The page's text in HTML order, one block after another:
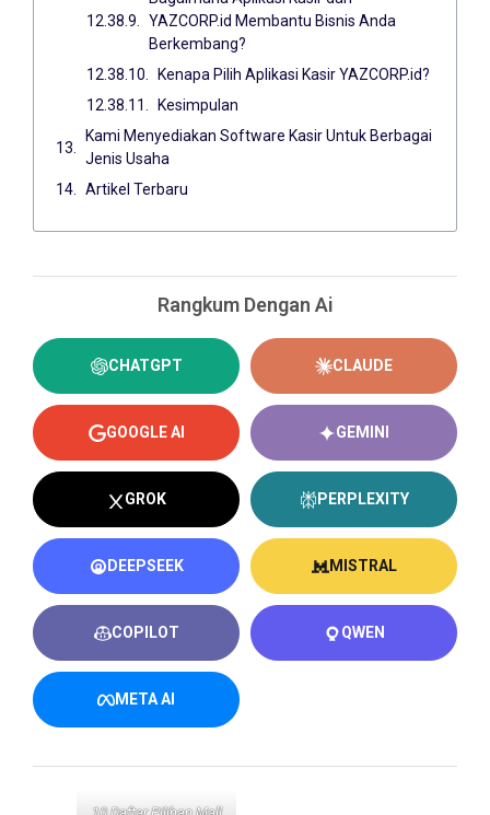
YAZCORP.id Membantu Bisnis Anda
Berkembang?
Kenapa Pilih Aplikasi Kasir YAZCORP.id?
Kesimpulan
Kami Menyediakan Software Kasir Untuk Berbagai
Jenis Usaha
Artikel Terbaru
Rangkum Dengan Ai
CHATGPT CLAUDE
GOOGLE AI GEMINI
GROK PERPLEXITY
DEEPSEEK MISTRAL
COPILOT QWEN
META AI